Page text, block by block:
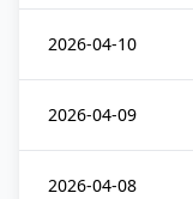
2026-04-10
2026-04-09
2026-04-08